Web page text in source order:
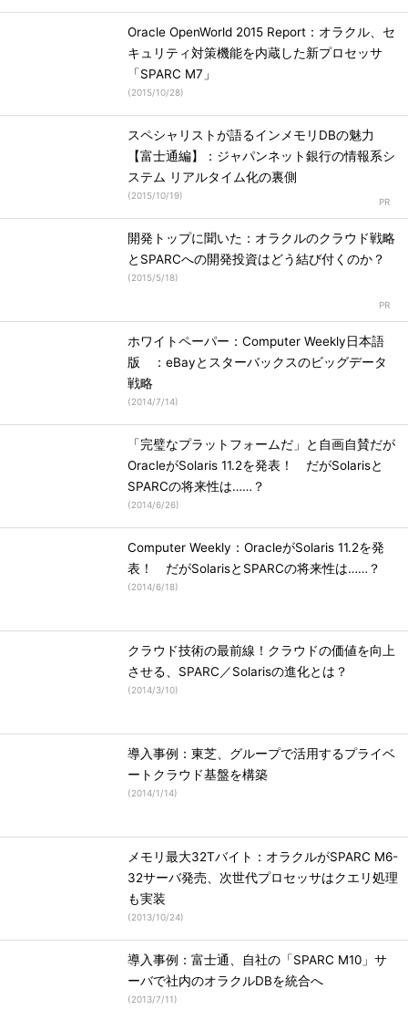
Oracle OpenWorld 2015 Report：オラクル、セ
キュリティ対策機能を内蔵した新プロセッサ
「SPARC M7」
(2015/10/28)
スペシャリストが語るインメモリDBの魅力
【富士通編】：ジャパンネット銀行の情報系シ
ステム リアルタイム化の裏側
(2015/10/19)
開発トップに聞いた：オラクルのクラウド戦略
とSPARCへの開発投資はどう結び付くのか？
(2015/5/18)
ホワイトペーパー：Computer Weekly日本語
版 ：eBayとスターバックスのビッグデータ
戦略
(2014/7/14)
「完璧なプラットフォームだ」と自画自賛だが
OracleがSolaris 11.2を発表！ だがSolarisと
SPARCの将来性は……？
(2014/6/26)
Computer Weekly：OracleがSolaris 11.2を発
表！ だがSolarisとSPARCの将来性は……？
(2014/6/18)
クラウド技術の最前線！クラウドの価値を向上
させる、SPARC／Solarisの進化とは？
(2014/3/10)
導入事例：東芝、グループで活用するプライベ
ートクラウド基盤を構築
(2014/1/14)
メモリ最大32Tバイト：オラクルがSPARC M6-
32サーバ発売、次世代プロセッサはクエリ処理
も実装
(2013/10/24)
導入事例：富士通、自社の「SPARC M10」サ
ーバで社内のオラクルDBを統合へ
(2013/7/11)